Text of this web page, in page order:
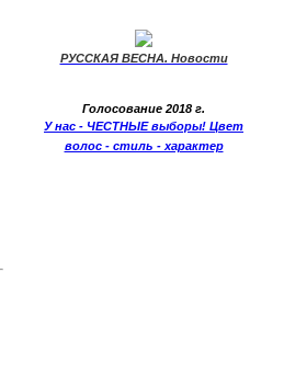
РУССКАЯ ВЕСНА. Новости
Голосование 2018 г.
У нас - ЧЕСТНЫЕ выборы! Цвет
волос - стиль - характер